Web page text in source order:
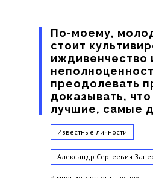
По-моему,
стоит
иждивенчество
преодолевать
доказывать,
лучшие, самые
Известные личности
Александр Сергеевич